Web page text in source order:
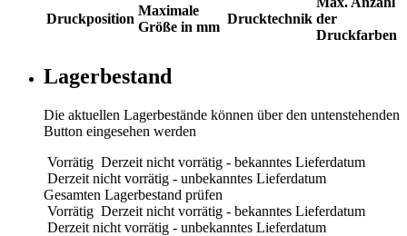
Druckposition
Maximale
Größe in mm
Drucktechnik der
Druckfarben
Lagerbestand
Die aktuellen Lagerbestände können über den untenstehenden
Button eingesehen werden
Vorrätig Derzeit nicht vorrätig - bekanntes Lieferdatum
Derzeit nicht vorrätig - unbekanntes Lieferdatum
Gesamten Lagerbestand prüfen
Vorrätig Derzeit nicht vorrätig - bekanntes Lieferdatum
Derzeit nicht vorrätig - unbekanntes Lieferdatum